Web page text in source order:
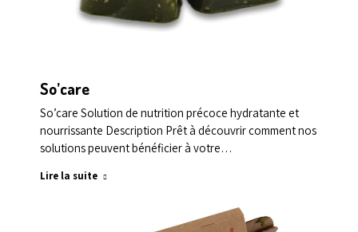
So’care
So’care Solution de nutrition précoce hydratante et
nourrissante Description Prêt à découvrir comment nos
solutions peuvent bénéficier à votre…
Lire la suite